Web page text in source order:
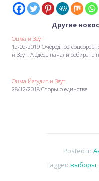
Другие
Оцма и Зеут
12/02/2019 Очередное
и Зеут. А здесь начали собирать
Оцма Йегудит и Зеут
28/12/2018 Споры о единстве
Posted in
Tagged выборы,